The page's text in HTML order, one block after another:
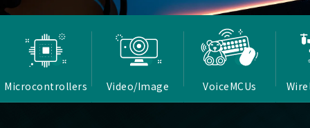
Microcontrollers Video/Image VoiceMCUs